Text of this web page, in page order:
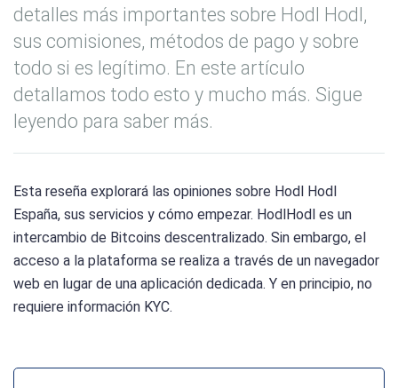
detalles más importantes sobre Hodl Hodl,
sus comisiones, métodos de pago y sobre
todo si es legítimo. En este artículo
detallamos todo esto y mucho más. Sigue
leyendo para saber más.
Esta reseña explorará las opiniones sobre Hodl Hodl
España, sus servicios y cómo empezar. HodlHodl es un
intercambio de Bitcoins descentralizado. Sin embargo, el
acceso a la plataforma se realiza a través de un navegador
web en lugar de una aplicación dedicada. Y en principio, no
requiere información KYC.